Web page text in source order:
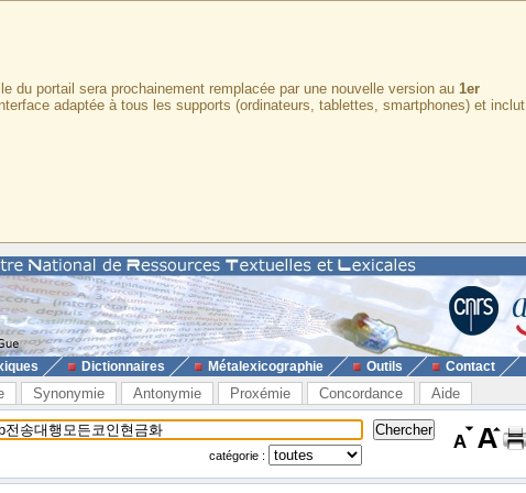
portail sera prochainement remplacée par une nouvelle version au 1er
adaptée à tous les supports (ordinateurs, tablettes, smartphones) et inclut
Dictionnaires Métalexicographie Outils Contact
Synonymie Antonymie Proxémie Concordance Aide
catégorie :